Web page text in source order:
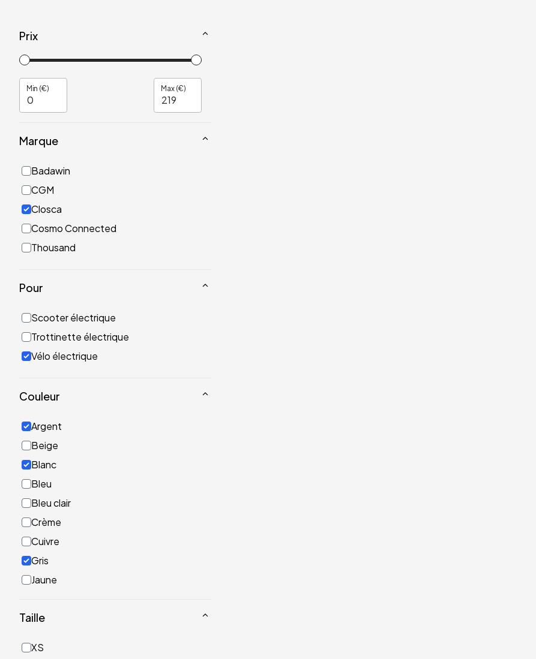
Prix
Min (€) Max (€)
Marque
Badawin
CGM
Closca
Cosmo Connected
Thousand
Pour
Scooter électrique
Trottinette électrique
Vélo électrique
Couleur
Argent
Beige
Blanc
Bleu
Bleu clair
Crème
Cuivre
Gris
Jaune
Or
Taille
XS